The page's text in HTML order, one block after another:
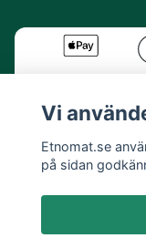
Vi
Etnomat.se
på sidan